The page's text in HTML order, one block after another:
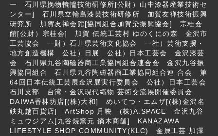
ー 石川県挽物轆轤技術研修所[公財）山中漆器産業技術セ
ンター] 石川県立輪島漆芸技術研修所 加賀友禅技術振興
研究所 加賀友禅会館[協同組合加賀染振興協会] 宗桂会
館[公財）宗桂会] 加賀 伝統工芸村 ゆのくにの森 金沢市
工芸協会 一財）石川県芸術文化協会 一社）芸術支援・
地方創造機構 公社）日展 公社）日本工芸会 金沢漆芸
会 石川県九谷陶磁器商工業協同組合連合会 金沢九谷振
興協同組合 石川県九谷陶磁器商工業協同組合連 合会 第
64回日本伝統工芸展金沢展実行委員会 公社）日本工芸会
石川支部 台湾・金沢現代織物 芸術交流展開催委員会
DAIWA香林坊店[(株)大和] めいてつ・エムザ[(株)金沢名
鉄丸越百貨店] ArtShop 月映 (株)A.SPACE 金沢九谷
ミュウジアム[九谷焼窯元 鏑木商舗] KANAZAWA
LIFESTYLE SHOP COMMUNITY(KLC) 金属工芸 加澤